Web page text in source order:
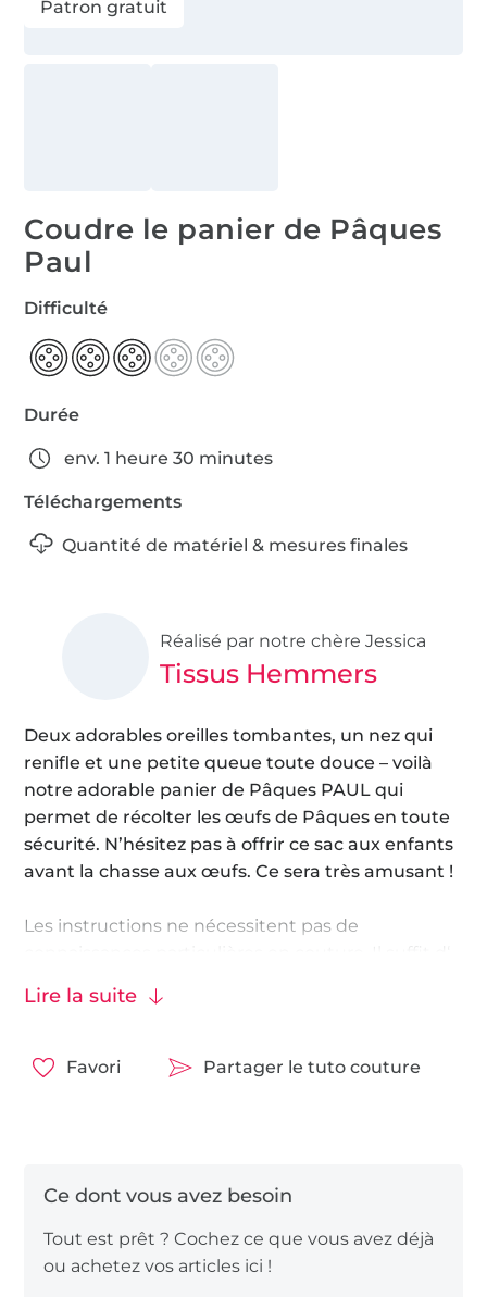
Patron gratuit
Coudre le panier de Pâques
Paul
Difficulté
Durée
env. 1 heure 30 minutes
Téléchargements
Quantité de matériel & mesures finales
Réalisé par notre chère Jessica
Tissus Hemmers
Deux adorables oreilles tombantes, un nez qui
renifle et une petite queue toute douce – voilà
notre adorable panier de Pâques PAUL qui
permet de récolter les œufs de Pâques en toute
sécurité. N’hésitez pas à offrir ce sac aux enfants
avant la chasse aux œufs. Ce sera très amusant !
Les instructions ne nécessitent pas de
pouvez obtenir dans notre boutique en ligne.
raison de son caractère naturel, mais vous pouvez
coudre !
Lire la suite
Favori Partager le tuto couture
Tout est prêt ? Cochez ce que vous avez déjà
ou achetez vos articles ici !